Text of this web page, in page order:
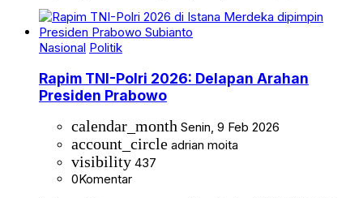
Nasional Politik
Rapim TNI-Polri 2026: Delapan Arahan
Presiden Prabowo
calendar_month Senin, 9 Feb 2026
account_circle adrian moita
visibility 437
0Komentar